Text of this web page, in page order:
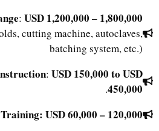
:USD 1,200,000 – 1,800,000
cutting machine, autoclaves,
batching system, etc.)
:USD 150,000 to USD
450,000
.
USD 60,000 – 120,000